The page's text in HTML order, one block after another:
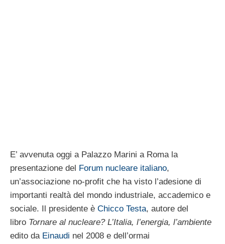
E’ avvenuta oggi a Palazzo Marini a Roma la
presentazione del Forum nucleare italiano,
un’associazione no-profit che ha visto l’adesione di
importanti realtà del mondo industriale, accademico e
sociale. Il presidente è Chicco Testa, autore del
libro Tornare al nucleare? L’Italia, l’energia, l’ambiente
edito da Einaudi nel 2008 e dell’ormai